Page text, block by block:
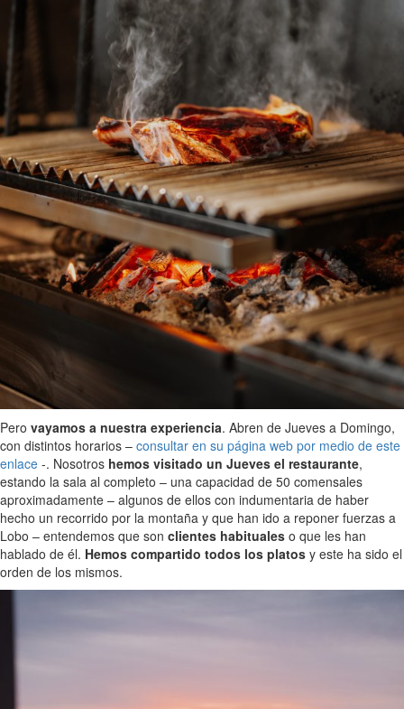
Pero vayamos a nuestra experiencia. Abren de Jueves a Domingo,
con distintos horarios – consultar en su página web por medio de este
enlace -. Nosotros hemos visitado un Jueves el restaurante,
estando la sala al completo – una capacidad de 50 comensales
aproximadamente – algunos de ellos con indumentaria de haber
hecho un recorrido por la montaña y que han ido a reponer fuerzas a
Lobo – entendemos que son clientes habituales o que les han
hablado de él. Hemos compartido todos los platos y este ha sido el
orden de los mismos.